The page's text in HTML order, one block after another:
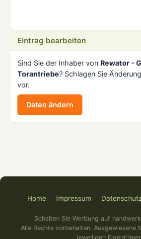
Eintrag bearbeiten
Sind Sie der Inhaber von Rewator -
Torantriebe? Schlagen Sie
vor.
Daten ändern
Home Impressum
Schalten Sie Werbung auf
Alle Rechte vorbehalten. Ausgewiesene
jeweiligen